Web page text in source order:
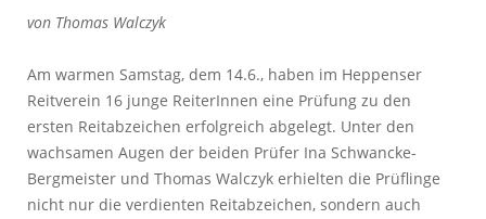
von Thomas Walczyk
Am warmen Samstag, dem 14.6., haben im Heppenser
Reitverein 16 junge ReiterInnen eine Prüfung zu den
ersten Reitabzeichen erfolgreich abgelegt. Unter den
wachsamen Augen der beiden Prüfer Ina Schwancke-
Bergmeister und Thomas Walczyk erhielten die Prüflinge
nicht nur die verdienten Reitabzeichen, sondern auch